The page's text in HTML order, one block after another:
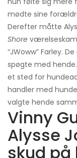
mødte sine
Derefter måtte
Shore
“JWoww” Farley.
spøgte med
et sted for
handler med
valgte hende
Vinny
Alysse
skud